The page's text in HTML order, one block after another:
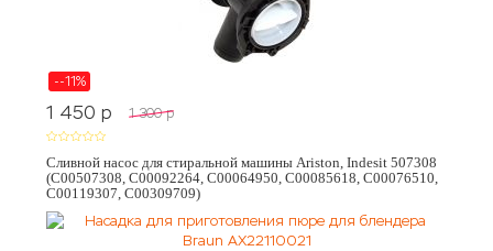
--11%
1 450 p 1 300 p
Сливной насос для стиральной машины Ariston, Indesit 507308
(C00507308, C00092264, C00064950, C00085618, C00076510,
C00119307, C00309709)